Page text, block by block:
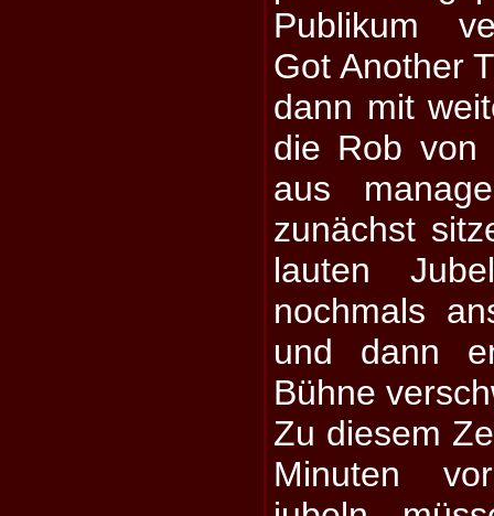
Publikum
Got Another
dann mit
die Rob von
aus
zunächst
lauten
nochmals
und dann
Bühne
Zu diesem
Minuten